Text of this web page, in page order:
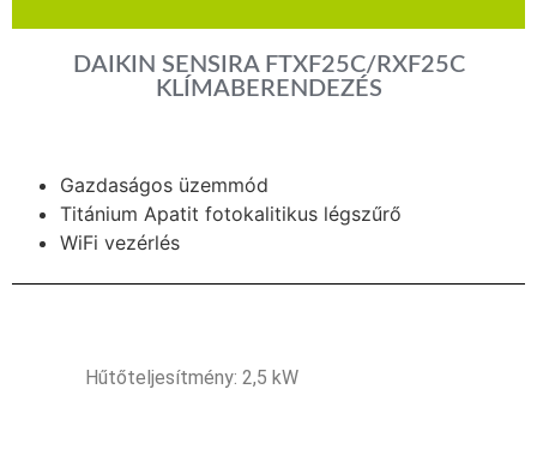
DAIKIN SENSIRA FTXF25C/RXF25C
KLÍMABERENDEZÉS
Gazdaságos üzemmód
Titánium Apatit fotokalitikus légszűrő
WiFi vezérlés
Hűtőteljesítmény: 2,5 kW